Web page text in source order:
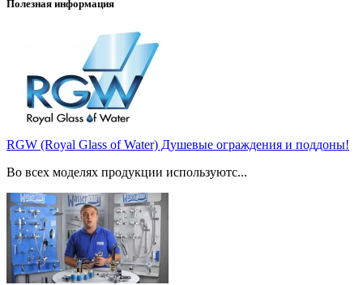
Полезная информация
RGW (Royal Glass of Water) Душевые ограждения и поддоны!
Во всех моделях продукции используютс...